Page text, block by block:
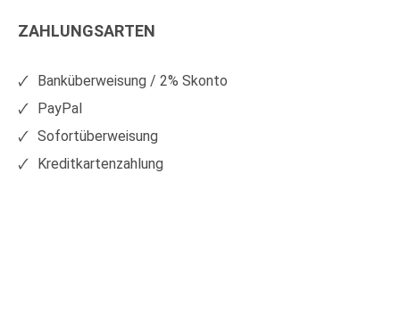
auf
auf
ZAHLUNGSARTEN
Banküberweisung / 2% Skonto
PayPal
Sofortüberweisung
Kreditkartenzahlung